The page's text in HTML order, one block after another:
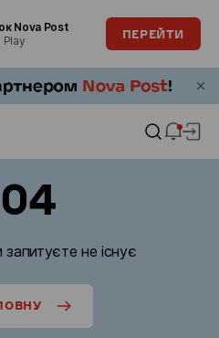
Nova Post
Play
ПЕРЕЙТИ
запитуєте не існує